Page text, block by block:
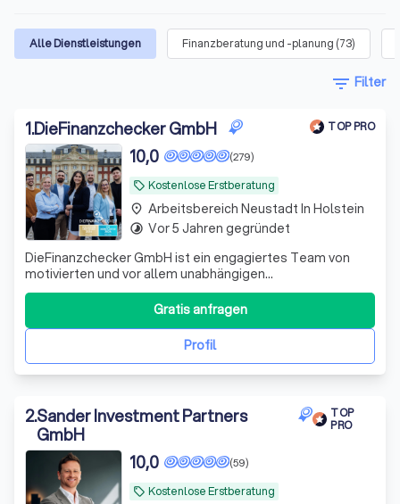
nach dem richtigen Berater schnell kompliziert. Wir bieten
Ihnen für Ihre Finanzen Experten für Versicherungen,
Immobilienfinanzierungen, Geldanlagen, Altersvorsorge und
vieles mehr. Finden Sie jetzt mit Trustlocal den besten
Alle Dienstleistungen Finanzberatung und -planung (73)
filter_list Filter
1.DieFinanzchecker GmbH TOP PRO
local_offer Kostenlose Erstberatung
(279)
10,0
DieFinanzchecker GmbH ist ein engagiertes Team von
motivierten und vor allem unabhängigen
Finanz-/Versicherungsmaklern aus dem Münsterland. Seit
2012 bieten wir unseren Kunden individuelle und
zielorientierte Produkte an, wobei wir den Fokus auf
Transparenz und Verständlichkeit setzen. Wir sind uns
Profil
Gratis anfragen
place Arbeitsbereich Neustadt In Holstein
timelapse Vor 5 Jahren gegründet
2.Sander Investment Partners
GmbH
TOP
PRO
local_offer Kostenlose Erstberatung
(59)
10,0